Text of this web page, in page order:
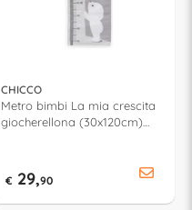
CHICCO
Metro bimbi La mia crescita
giocherellona (30x120cm)
€ 29,90